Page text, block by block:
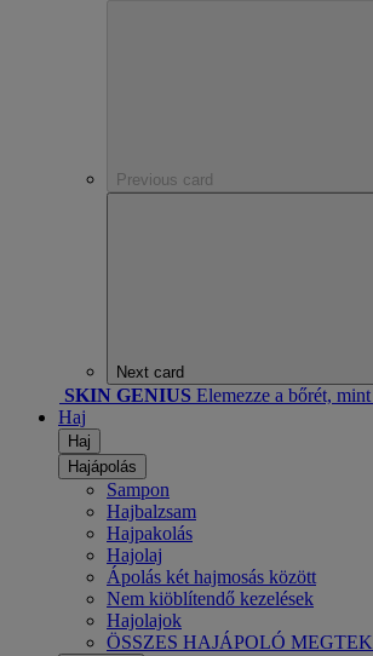
Previous card
Next card
SKIN GENIUS Elemezze a bőrét,
Haj
Haj
Hajápolás
Sampon
Hajbalzsam
Hajpakolás
Hajolaj
Ápolás két hajmosás között
Nem kiöblítendő kezelések
Hajolajok
ÖSSZES HAJÁPOLÓ